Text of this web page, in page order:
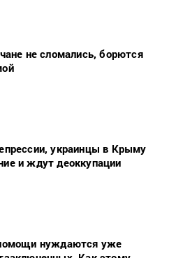
не сломались, борются
украинцы в Крыму
и ждут деоккупации
нуждаются уже